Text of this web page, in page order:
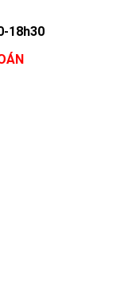
18h30